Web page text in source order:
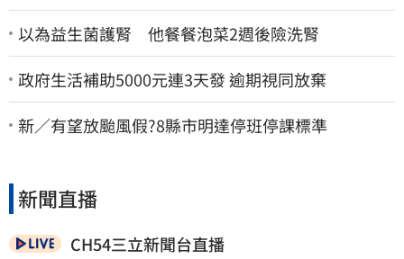
以為益生菌護腎 他餐餐泡菜2週後險洗腎
政府生活補助5000元連3天發 逾期視同放棄
新／有望放颱風假?8縣市明達停班停課標準
新聞直播
CH54三立新聞台直播